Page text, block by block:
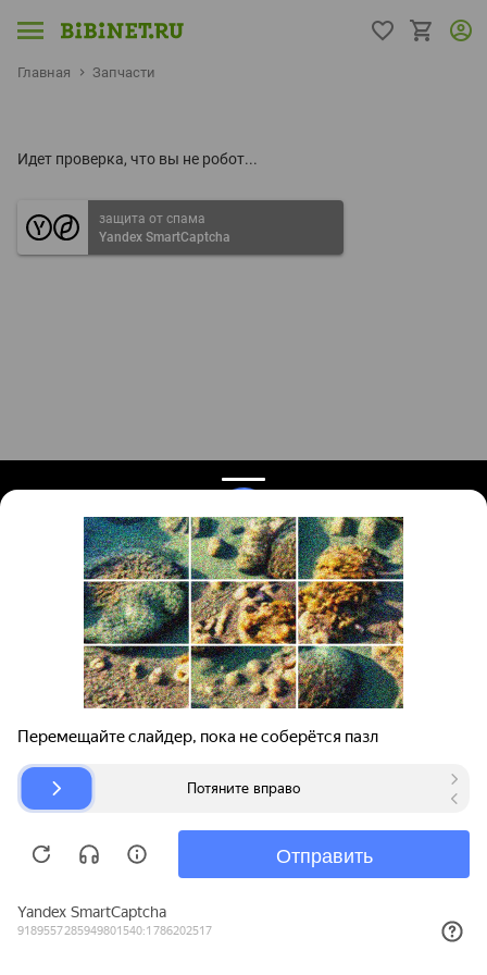
Главная Запчасти
Идет проверка, что вы не робот...
защита от спама
Yandex SmartCaptcha
Поиск запчастей
Для автокомпаний
Авторазборки
О проекте
Помощь
Карта сайта
© bibinet.ru - система поиска запчастей,
Copyright 2010-2026 Все права защищены